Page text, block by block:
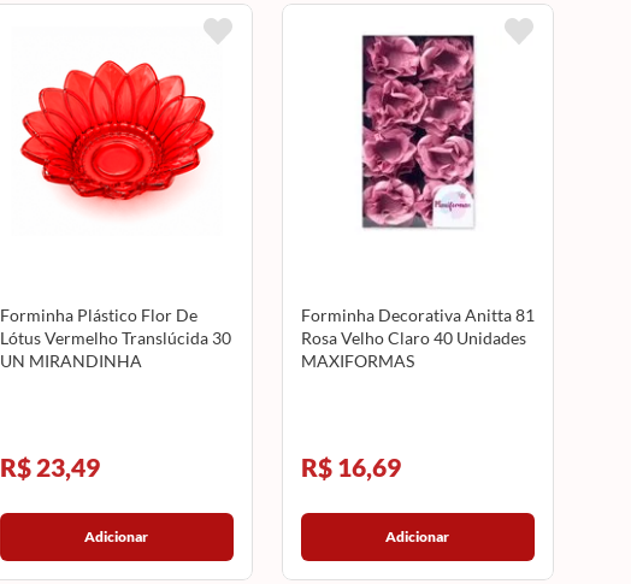
Forminha Plástico Flor De
Lótus Vermelho Translúcida 30
UN MIRANDINHA
R$ 23,49
Adicionar
Forminha Decorativa Anitta 81
Rosa Velho Claro 40 Unidades
MAXIFORMAS
R$ 16,69
Adicionar